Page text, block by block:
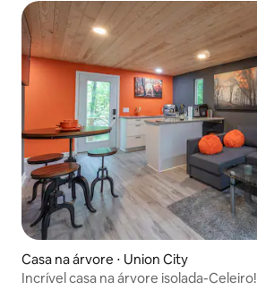
Casa na árvore ⋅ Union City
Incrível casa na árvore isolada-Celeiro!